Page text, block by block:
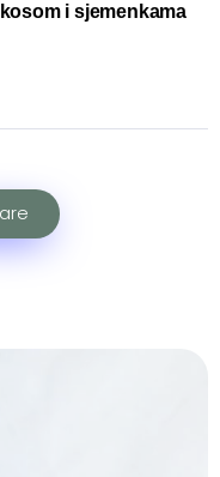
i sjemenkama